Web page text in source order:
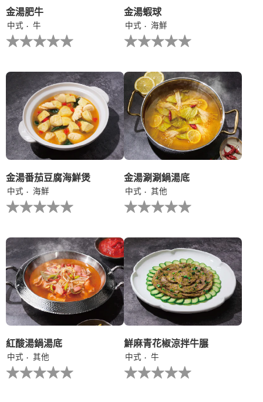
为
1.0，
共
5
分，
分
1。
金湯肥牛
中式
牛
没
有
个
recipe
交
评
级
金湯蝦球
中式
海鮮
没
有
个
recipe
提
交
评
级
金湯番茄豆腐海鮮煲
中式
海鮮
没
有
个
recipe
提
交
评
级
金湯涮涮鍋湯底
中式
其他
没
有
个
recipe
提
交
评
级
紅酸湯鍋湯底
中式
其他
没
有
鮮麻青花椒涼拌牛𦟌
中式
牛
没
有